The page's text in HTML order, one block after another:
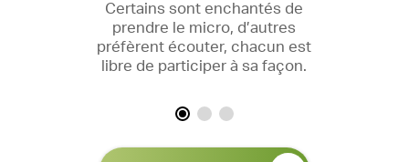
Certains sont enchantés de
prendre le micro, d’autres
préfèrent écouter, chacun est
libre de participer à sa façon.